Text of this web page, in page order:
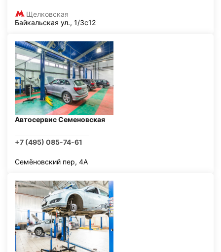
Щелковская
Байкальская ул., 1/3с12
Автосервис Семеновская
+7 (495) 085-74-61
Семёновский пер, 4А